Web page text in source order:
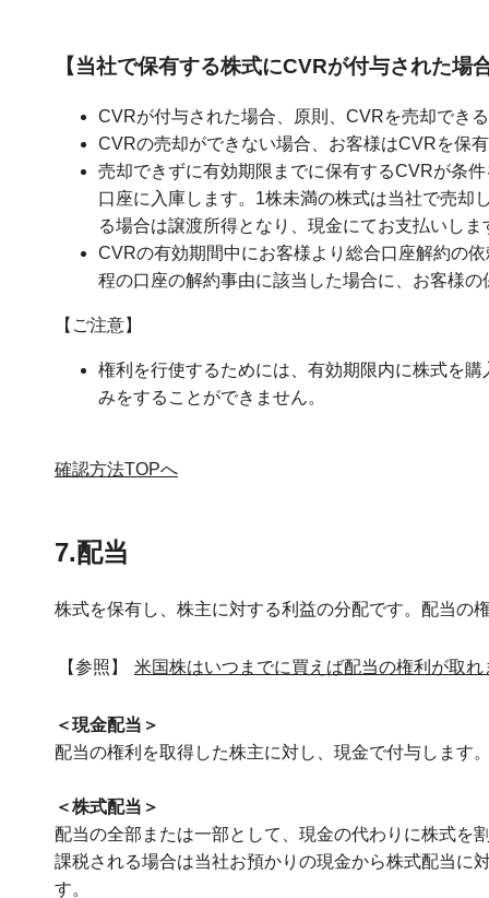
【当社で保有する株式にCVRが付与された場
CVRが付与された場合、原則、CVRを売却でき
CVRの売却ができない場合、お客様はCVRを保
売却できずに有効期限までに保有するCVRが条
口座に入庫します。1株未満の株式は当社で売却
る場合は譲渡所得となり、現金にてお支払いし
CVRの有効期間中にお客様より総合口座解約の
程の口座の解約事由に該当した場合に、お客様
【ご注意】
権利を行使するためには、有効期限内に株式を
みをすることができません。
確認方法TOPへ
7.配当
株式を保有し、株主に対する利益の分配です。配当の
【参照】 米国株はいつまでに買えば配当の権利が取れ
＜現金配当＞
配当の権利を取得した株主に対し、現金で付与します
＜株式配当＞
配当の全部または一部として、現金の代わりに株式を
課税される場合は当社お預かりの現金から株式配当に
す。